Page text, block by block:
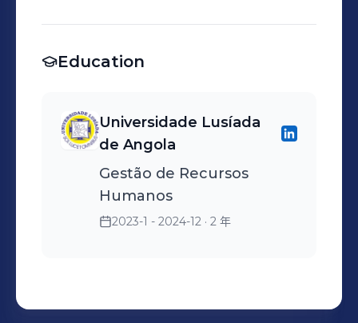
Education
Universidade Lusíada
de Angola
Gestão de Recursos
Humanos
2023-1 - 2024-12 · 2 年